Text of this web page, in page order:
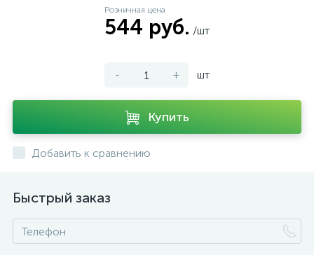
Розничная цена
544 руб. /шт
- + шт
Купить
Добавить к сравнению
Быстрый заказ